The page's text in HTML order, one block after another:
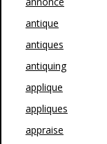
antique
antiques
antiquing
applique
appliques
appraise